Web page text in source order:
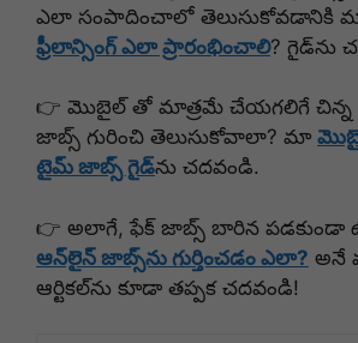
ఎలా సంపాదించాలో తెలుసుకోవడానికి
ఫ్రీలాన్సింగ్ ఎలా ప్రారంభించాలి? గైడ్‌ను
👉 మొబైల్ తో మాత్రమే చేయగలిగే చిన్న
జాబ్స్ గురించి తెలుసుకోవాలా? మా
టైమ్ జాబ్స్ గైడ్‌ను చదవండి.
👉 అలాగే, ఫేక్ జాబ్స్ బారిన పడకుండా
ఆన్‌లైన్ జాబ్స్‌ను గుర్తించడం ఎలా? అనే
ఆర్టికల్‌ను కూడా తప్పక చదవండి!